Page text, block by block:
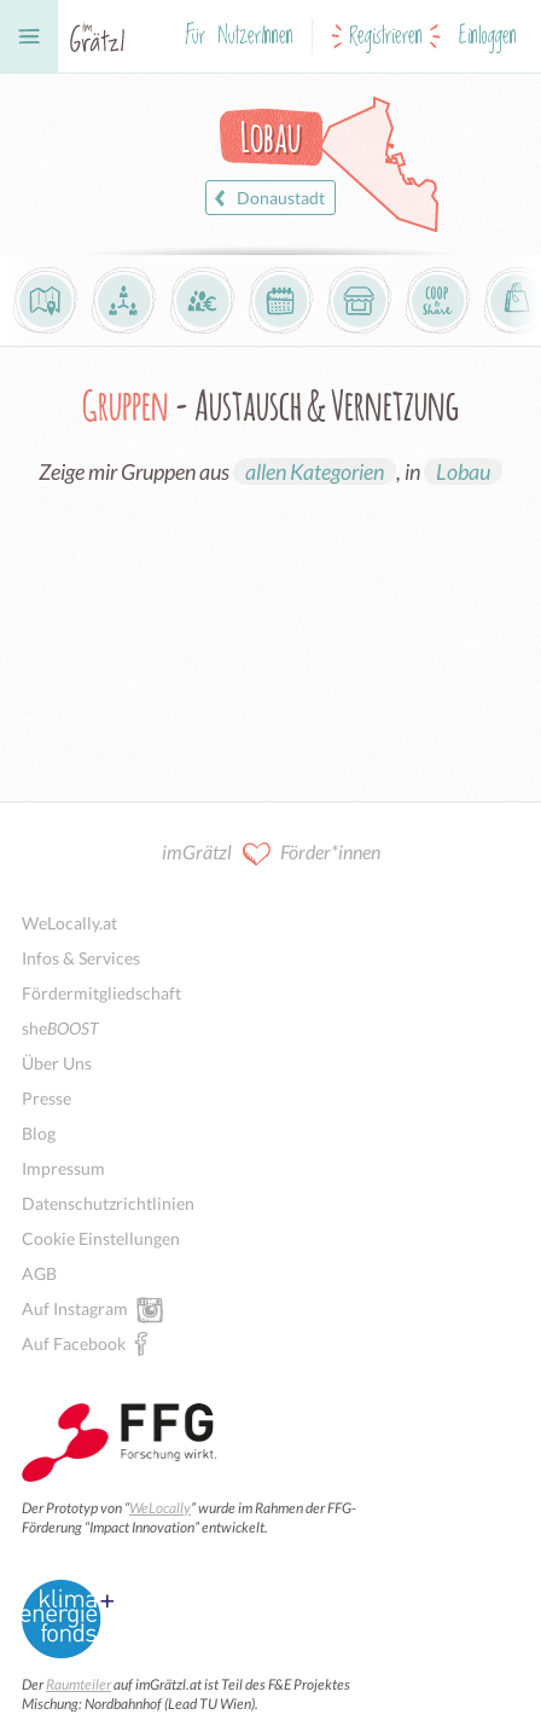
Für NutzerInnen Registrieren Einloggen
Lobau
Donaustadt
Gruppen- Austausch & Vernetzung
Zeige mir Gruppen aus allen Kategorien , in Lobau
imGrätzl Förder*innen
WeLocally.at
Infos & Services
Fördermitgliedschaft
sheBOOST
Über Uns
Presse
Blog
Impressum
Datenschutzrichtlinien
Cookie Einstellungen
AGB
Auf Instagram
Auf Facebook
Der Prototyp von “WeLocally” wurde im Rahmen der FFG-
Förderung “Impact Innovation” entwickelt.
DerRaumteilerauf imGrätzl.at ist Teil des F&E Projektes
Mischung: Nordbahnhof (Lead TU Wien).